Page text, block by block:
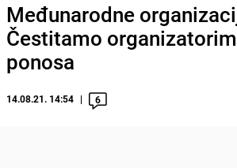
Međunarodne
Čestitamo
ponosa
14.08.21. 14:54 6